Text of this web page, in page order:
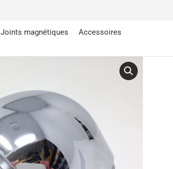
Joints magnétiques
Accessoires